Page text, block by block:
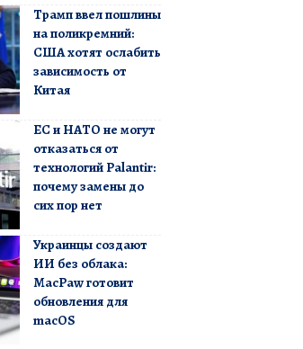
Трамп ввел пошлины
на поликремний:
США хотят ослабить
зависимость от
Китая
ЕС и НАТО не могут
отказаться от
технологий Palantir:
почему замены до
сих пор нет
Украинцы создают
ИИ без облака:
MacPaw готовит
обновления для
macOS